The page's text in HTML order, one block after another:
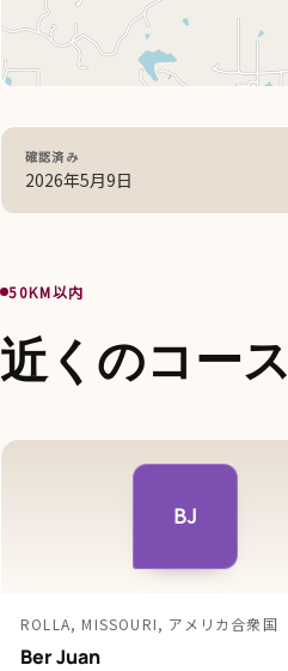
確認済み
2026年5月9日
50KM以内
近くのコース
BJ
ROLLA, MISSOURI, アメリカ合衆国
Ber Juan